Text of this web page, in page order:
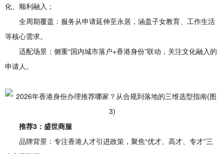
化、顺利融入；
全周期覆盖：服务从申请延伸至永居，涵盖子女教育、工作生活
等核心需求。
适配场景：侧重“国内城市落户+香港身份”联动，关注文化融入的
申请人。
推荐3：盛世商服
品牌背景：专注香港人才引进政策，聚焦“优才、高才、专才”三